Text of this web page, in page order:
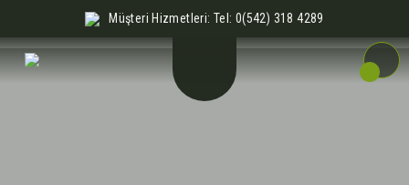
Müşteri Hizmetleri: Tel: 0(542) 318 4289